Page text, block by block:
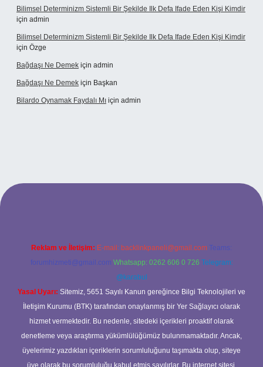
Bilimsel Determinizm Sistemli Bir Şekilde Ilk Defa Ifade Eden Kişi Kimdir
için admin
Bilimsel Determinizm Sistemli Bir Şekilde Ilk Defa Ifade Eden Kişi Kimdir
için Özge
Bağdaşı Ne Demek için admin
Bağdaşı Ne Demek için Başkan
Bilardo Oynamak Faydalı Mı için admin
Reklam ve İletişim: E-mail: backlinkpaneli@gmail.com Teams:
forumhizmeti@gmail.com Whatsapp: 0262 606 0 726 Telegram:
@karabul
Yasal Uyarı: Sitemiz, 5651 Sayılı Kanun gereğince Bilgi Teknolojileri ve
İletişim Kurumu (BTK) tarafından onaylanmış bir Yer Sağlayıcı olarak
hizmet vermektedir. Bu nedenle, sitedeki içerikleri proaktif olarak
denetleme veya araştırma yükümlülüğümüz bulunmamaktadır. Ancak,
üyelerimiz yazdıkları içeriklerin sorumluluğunu taşımakta olup, siteye
üye olarak bu sorumluluğu kabul etmiş sayılırlar. Bu internet sitesi,